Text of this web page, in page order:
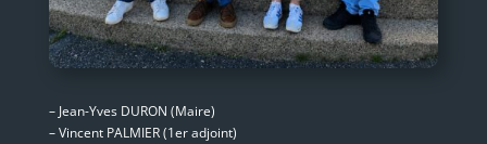
– Jean-Yves DURON (Maire)
– Vincent PALMIER (1er adjoint)